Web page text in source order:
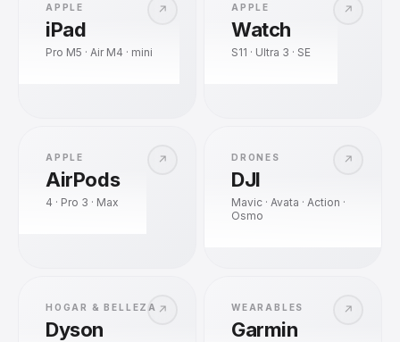
↗
APPLE
iPad
Pro M5 · Air M4 · mini
↗
APPLE
Watch
S11 · Ultra 3 · SE
↗
APPLE
AirPods
4 · Pro 3 · Max
↗
DRONES
DJI
Mavic · Avata · Action ·
Osmo
↗
HOGAR & BELLEZA
Dyson
↗
WEARABLES
Garmin